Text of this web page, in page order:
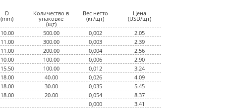
D
(mm)
Количество в
упаковке
(щт)
Вес нетто
(кг/щт)
Цена
(USD/щт)
10.00 500.00 0,002
2.05
11.00 300.00 0,003
2.39
11.00 200.00 0,004
2.56
10.00 100.00 0,006
2.90
15.50 100.00 0,012
3.24
18.00 40.00 0,026
4.09
18.00 30.00 0,035
5.45
18.00 20.00 0,054
8.37
0,000
3.41